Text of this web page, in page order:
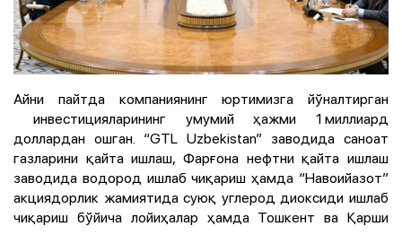
Айни пайтда компаниянинг юртимизга йўналтирган
инвестицияларининг умумий ҳажми 1 миллиард
доллардан ошган. “GTL Uzbekistan” заводида саноат
газларини қайта ишлаш, Фарғона нефтни қайта ишлаш
заводида водород ишлаб чиқариш ҳамда “Навоийазот”
акциядорлик жамиятида суюқ углерод диоксиди ишлаб
чиқариш бўйича лойиҳалар ҳамда Тошкент ва Қарши